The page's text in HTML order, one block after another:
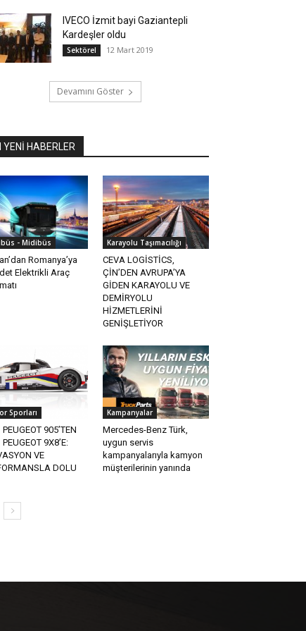
IVECO İzmit bayi Gaziantepli
Kardeşler oldu
Sektörel 12 Mart 2019
Devamını Göster
YENİ HABERLER
- Midibüs
Romanya’ya
Elektrikli Araç
Karayolu Taşımacılığı
CEVA LOGİSTİCS,
ÇİN’DEN AVRUPA’YA
GİDEN KARAYOLU VE
DEMİRYOLU
HİZMETLERİNİ
GENİŞLETİYOR
Sporları
905’TEN
9X8’E:
VE
DOLU
Kampanyalar
Mercedes-Benz Türk,
uygun servis
kampanyalarıyla kamyon
müşterilerinin yanında